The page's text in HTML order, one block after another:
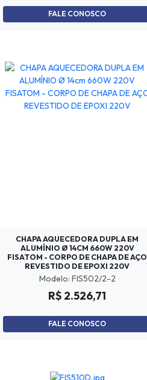
FALE CONOSCO
CHAPA AQUECEDORA DUPLA EM
ALUMÍNIO Ø 14CM 660W 220V
FISATOM - CORPO DE CHAPA DE AÇO
REVESTIDO DE EPOXI 220V
Modelo: FIS502/2-2
R$ 2.526,71
FALE CONOSCO